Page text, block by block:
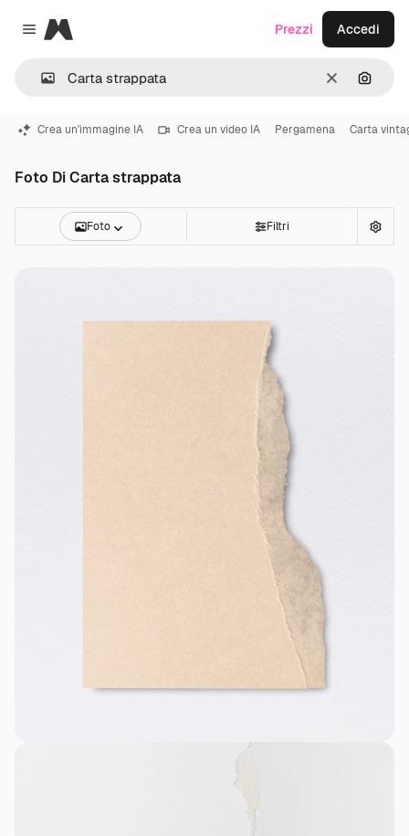
Close menu
Magnific
CancellaCerca
Prezzi Accedi
Crea un'immagine IA Crea un video IA Pergamena Carta
Foto Di Carta strappata
Foto Filtri